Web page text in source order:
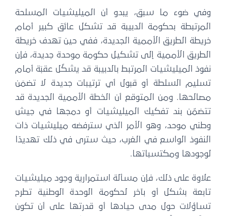
وفي ضوء ما سبق، يبدو أن الميليشيات المسلحة
المرتبطة بحكومة الدبيبة قد تشكل عائق كبير أمام
خريطة الطريق الأممية الجديدة، ففي حين تهدف خريطة
الطريق الأممية إلى تشكيل حكومة موحدة جديدة، فإن
نفوذ الميليشيات المرتبط بالدبيبة قد يشكّل عقبَة أمام
تسليم السلطة أو قبول أي ترتيبات جديدة لا تضمَن
مصالحها. ومن المتوقع أن الخطة الأممية الجديدة قد
تتضمّن بند تفكيك الميليشيات أو دمجها في جيش
وطني موحد، وهو الأمر الذي سترفضه ميليشيات ذات
النفوذ الواسع في الغرب، حيث سترى في ذلك تهديدًا
لوجودها ومكتسباتها.
علاوة على ذلك، فإن مسألة استمرارية وجود ميليشيات
تابعة بشكل أو بآخر لحكومة الوحدة الوطنية تطرح
تساؤلات حول مدى حيادها أو قدرتها على أن تكون